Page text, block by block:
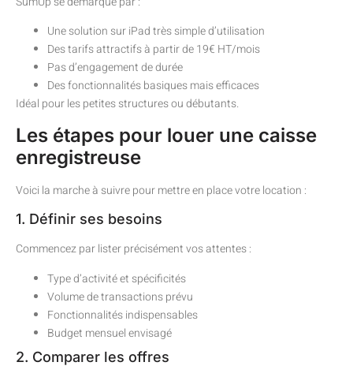
Une solution sur iPad très simple d’utilisation
Des tarifs attractifs à partir de 19€ HT/mois
Pas d’engagement de durée
Des fonctionnalités basiques mais efficaces
Idéal pour les petites structures ou débutants.
Les étapes pour louer une caisse
enregistreuse
Voici la marche à suivre pour mettre en place votre location :
1. Définir ses besoins
Commencez par lister précisément vos attentes :
Type d’activité et spécificités
Volume de transactions prévu
Fonctionnalités indispensables
Budget mensuel envisagé
2. Comparer les offres